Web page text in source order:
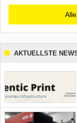
AKTUELLSTE